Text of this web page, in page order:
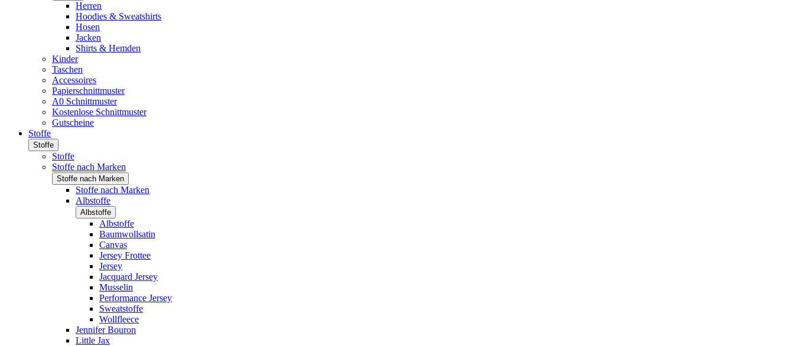
Herren
Hoodies & Sweatshirts
Hosen
Jacken
Shirts & Hemden
Kinder
Taschen
Accessoires
Papierschnittmuster
A0 Schnittmuster
Kostenlose Schnittmuster
Gutscheine
Stoffe
Stoffe
Stoffe
Stoffe nach Marken
Stoffe nach Marken
Stoffe nach Marken
Albstoffe
Albstoffe
Albstoffe
Baumwollsatin
Canvas
Jersey Frottee
Jersey
Jacquard Jersey
Musselin
Performance Jersey
Sweatstoffe
Wollfleece
Jennifer Bouron
Little Jax